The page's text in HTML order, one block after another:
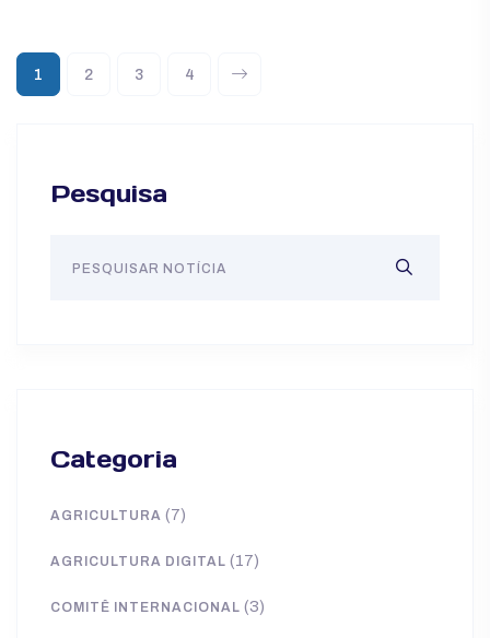
1 2 3 4
Pesquisa
Categoria
AGRICULTURA (7)
AGRICULTURA DIGITAL (17)
COMITÊ INTERNACIONAL (3)